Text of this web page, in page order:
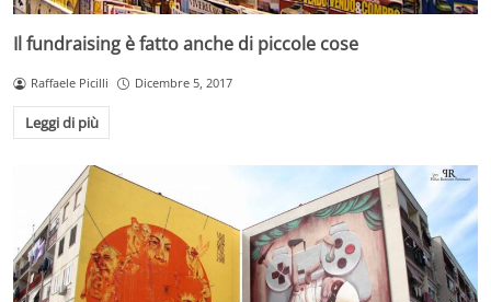
Il fundraising è fatto anche di piccole cose
Raffaele Picilli Dicembre 5, 2017
Leggi di più